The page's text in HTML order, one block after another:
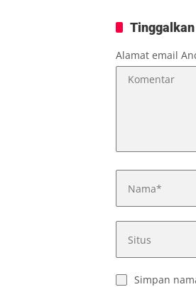
Alamat email
Simpan